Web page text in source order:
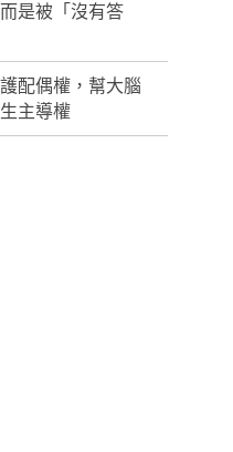
是被「沒有答
配偶權，幫大腦
主導權